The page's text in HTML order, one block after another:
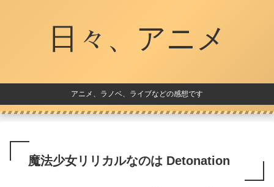
日々、アニメ
アニメ、ラノベ、ライブなどの感想です
魔法少女リリカルなのは Detonation